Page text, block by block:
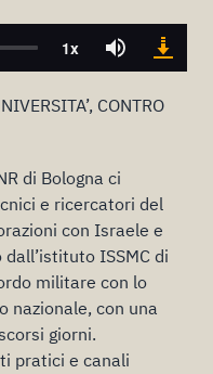
CONTRO
di Bologna ci
e ricercatori del
con Israele e
ISSMC di
militare con lo
nazionale, con una
giorni.
pratici e canali